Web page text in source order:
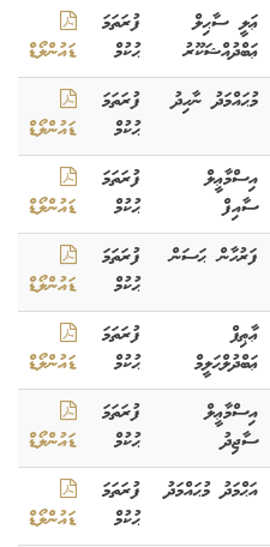
ޢަލީ ސާޙިލް
ޢަބްދުއްޝަކޫރު
ފުރަތަމަ
ޙުކުމް
ޑައުންލޯޑް
މުޙައްމަދު ނާހިދު
ފުރަތަމަ
ޙުކުމް
ޑައުންލޯޑް
އިސްމާޢީލް
ސާއިފް
ފުރަތަމަ
ޙުކުމް
ޑައުންލޯޑް
ފަރުހާން ޙަސަން
ފުރަތަމަ
ޙުކުމް
ޑައުންލޯޑް
ޢާޠިފް
ޢަބްދުލްޙަލީމް
ފުރަތަމަ
ޙުކުމް
ޑައުންލޯޑް
އިސްމާޢީލް
ސާޖިދު
ފުރަތަމަ
ޙުކުމް
ޑައުންލޯޑް
އަޙްމަދު މުޙައްމަދު
ފުރަތަމަ
ޙުކުމް
ޑައުންލޯޑް